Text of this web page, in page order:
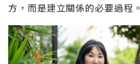
方，而是建立關係的必要過程。